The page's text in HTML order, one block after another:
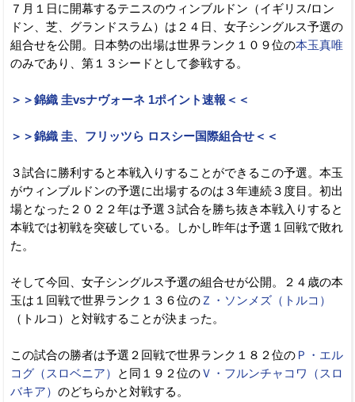
７月１日に開幕するテニスのウィンブルドン（イギリス/ロン
ドン、芝、グランドスラム）は２４日、女子シングルス予選の
組合せを公開。日本勢の出場は世界ランク１０９位の本玉真唯
のみであり、第１３シードとして参戦する。
＞＞錦織 圭vsナヴォーネ 1ポイント速報＜＜
＞＞錦織 圭、フリッツら ロスシー国際組合せ＜＜
３試合に勝利すると本戦入りすることができるこの予選。本玉
がウィンブルドンの予選に出場するのは３年連続３度目。初出
場となった２０２２年は予選３試合を勝ち抜き本戦入りすると
本戦では初戦を突破している。しかし昨年は予選１回戦で敗れ
た。
そして今回、女子シングルス予選の組合せが公開。２４歳の本
玉は１回戦で世界ランク１３６位の Ｚ・ソンメズ（トルコ）
（トルコ）と対戦することが決まった。
この試合の勝者は予選２回戦で世界ランク１８２位の Ｐ・エル
コグ（スロベニア）
と同１９２位のＶ・フルンチャコワ（スロ
バキア） のどちらかと対戦する。